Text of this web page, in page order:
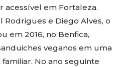
acessível em Fortaleza.
e Diego Alves, o
em 2016, no Benfica,
veganos em uma
No ano seguinte